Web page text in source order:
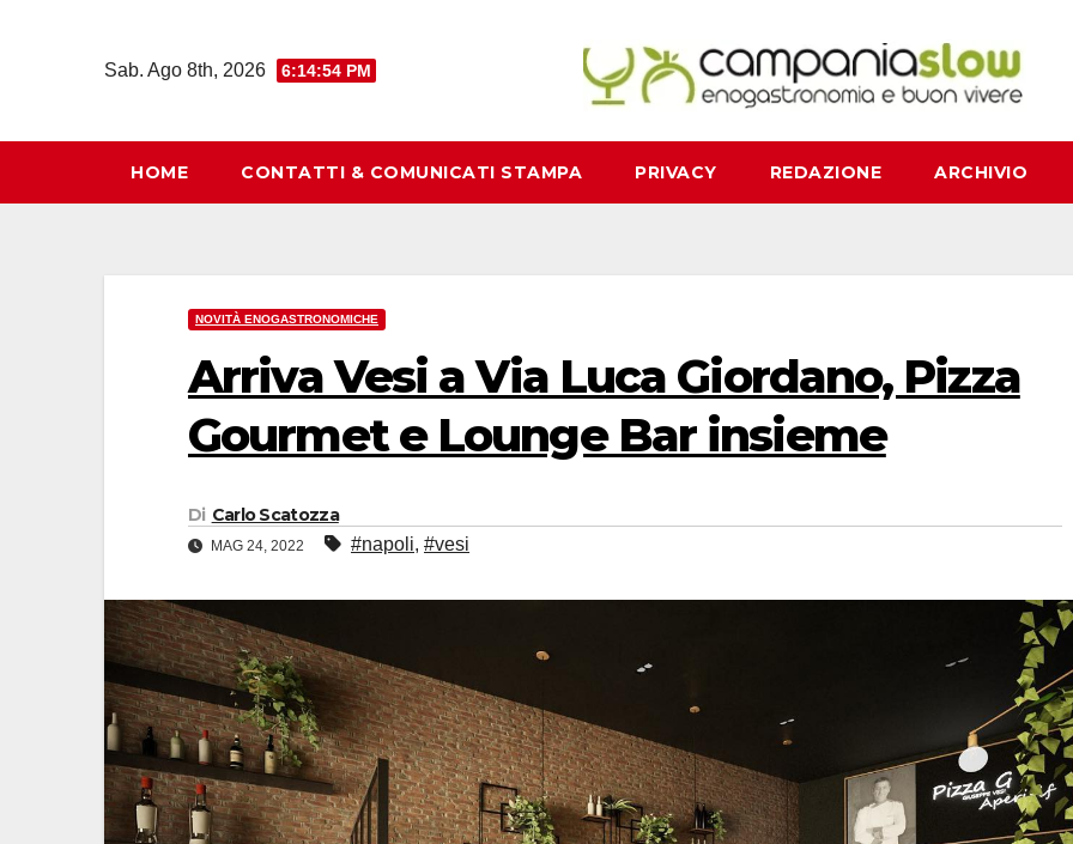
Sab. Ago 8th, 2026 6:14:55 PM
HOME CONTATTI & COMUNICATI STAMPA PRIVACY REDAZIONE ARCHIVIO
NOVITÀ ENOGASTRONOMICHE
Arriva Vesi a Via Luca Giordano, Pizza
Gourmet e Lounge Bar insieme
Di Carlo Scatozza
MAG 24, 2022 #napoli, #vesi